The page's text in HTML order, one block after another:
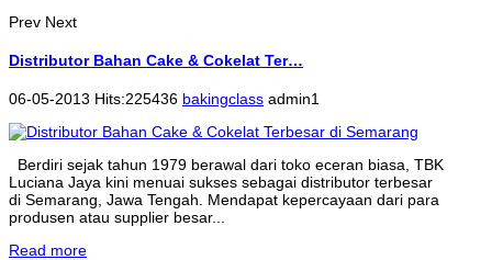
Prev Next
Distributor Bahan Cake & Cokelat Ter…
06-05-2013 Hits:225436 bakingclass admin1
Berdiri sejak tahun 1979 berawal dari toko eceran biasa, TBK
Luciana Jaya kini menuai sukses sebagai distributor terbesar
di Semarang, Jawa Tengah. Mendapat kepercayaan dari para
produsen atau supplier besar...
Read more